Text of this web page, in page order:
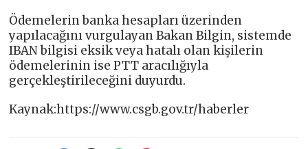
Ödemelerin banka hesapları üzerinden
yapılacağını vurgulayan Bakan Bilgin, sistemde
IBAN bilgisi eksik veya hatalı olan kişilerin
ödemelerinin ise PTT aracılığıyla
gerçekleştirileceğini duyurdu.
Kaynak:https://www.csgb.gov.tr/haberler